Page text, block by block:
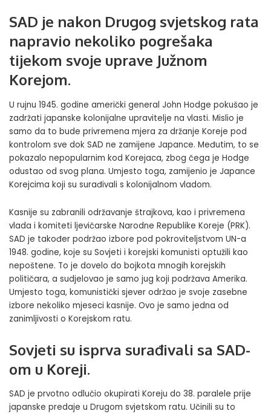
SAD je nakon Drugog svjetskog rata
napravio nekoliko pogrešaka
tijekom svoje uprave Južnom
Korejom.
U rujnu 1945. godine američki general John Hodge pokušao je
zadržati japanske kolonijalne upravitelje na vlasti. Mislio je
samo da to bude privremena mjera za držanje Koreje pod
kontrolom sve dok SAD ne zamijene Japance. Međutim, to se
pokazalo nepopularnim kod Korejaca, zbog čega je Hodge
odustao od svog plana. Umjesto toga, zamijenio je Japance
Korejcima koji su surađivali s kolonijalnom vladom.
Kasnije su zabranili održavanje štrajkova, kao i privremena
vlada i komiteti ljevičarske Narodne Republike Koreje (PRK).
SAD je također podržao izbore pod pokroviteljstvom UN-a
1948. godine, koje su Sovjeti i korejski komunisti optužili kao
nepoštene. To je dovelo do bojkota mnogih korejskih
političara, a sudjelovao je samo jug koji podržava Amerika.
Umjesto toga, komunistički sjever održao je svoje zasebne
izbore nekoliko mjeseci kasnije. Ovo je samo jedna od
zanimljivosti o Korejskom ratu.
Sovjeti su isprva surađivali sa SAD-
om u Koreji.
SAD je prvotno odlučio okupirati Koreju do 38. paralele prije
japanske predaje u Drugom svjetskom ratu. Učinili su to